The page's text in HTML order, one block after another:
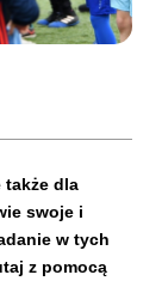
także dla
swoje i
w tych
z pomocą